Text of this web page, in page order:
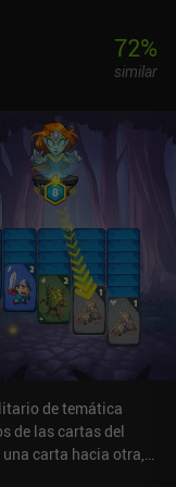
cartas de armas y
y luego atacar,
los ataques
combinación de
nivel.Aparte de las
de clases
a un enemigo
nuestro
con armas sea
pueden aturdir,
criatura o atacar a
se deshace de los
sustituyen por
moneda
más. Mientras
por 2,99 $,
más divisas.
tal vez prefieran
pérdida de
72%
similar
de temática
de las cartas del
carta hacia otra,